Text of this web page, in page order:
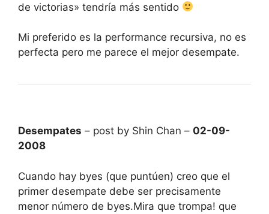
de victorias» tendría más sentido
Mi preferido es la performance recursiva, no es
perfecta pero me parece el mejor desempate.
Desempates – post by Shin Chan – 02-09-
2008
Cuando hay byes (que puntúen) creo que el
primer desempate debe ser precisamente
menor número de byes.Mira que trompa! que